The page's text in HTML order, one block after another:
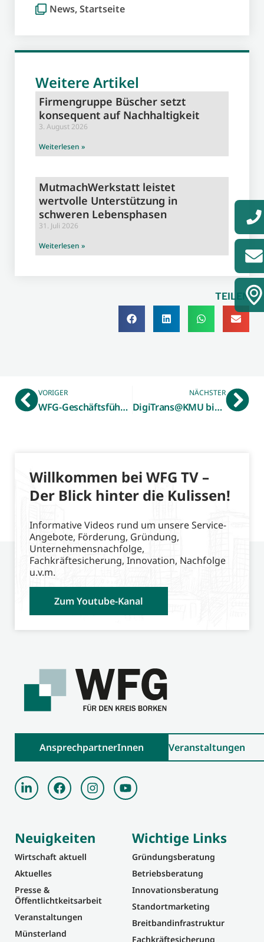
News,Startseite
Weitere Artikel
Firmengruppe Büscher setzt
konsequent auf Nachhaltigkeit
3. August 2026
Weiterlesen »
MutmachWerkstatt leistet
wertvolle Unterstützung in
schweren Lebensphasen
31. Juli 2026
Weiterlesen »
TEILEN
VORIGER
WFG-Geschäftsführer Dr. Heiner Kleinschneider: Nach 25 Jahren Mitgliedschaft im „Arbeitskreis Kommunale Wirtschaftsförderung NRW“ jetzt Abschied auf Landesebene
NÄCHSTER
DigiTrans@KMU bietet Fokusgruppen zu spannenden digitalen Technologien
Willkommen bei WFG TV –
Der Blick hinter die Kulissen!
Informative Videos rund um unsere Service-
Angebote, Förderung, Gründung,
Unternehmensnachfolge,
Fachkräftesicherung, Innovation, Nachfolge
u.v.m.
Zum Youtube-Kanal
AnsprechpartnerInnen Veranstaltungen
Neuigkeiten
Wirtschaft aktuell
Aktuelles
Presse &
Öffentlichtkeitsarbeit
Veranstaltungen
Münsterland
Wichtige Links
Gründungsberatung
Betriebsberatung
Innovationsberatung
Standortmarketing
Breitbandinfrastruktur
Fachkräftesicherung